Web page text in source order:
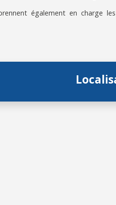
également en charge les